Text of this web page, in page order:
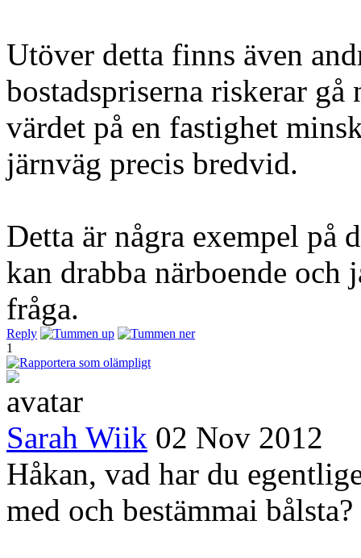
Utöver detta finns även
bostadspriserna riskerar gå
värdet på en fastighet
järnväg precis bredvid.
Detta är några exempel på
kan drabba närboende och
fråga.
Reply
1
Sarah Wiik 02 Nov 2012
Håkan, vad har du
med och bestämmai bålsta?